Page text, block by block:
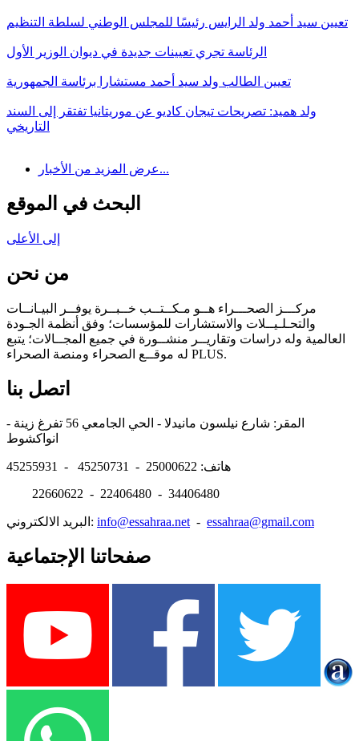
تعيين سيد أحمد ولد الرايس رئيسًا للمجلس الوطني لسلطة التنظيم
الرئاسة تجري تعيينات جديدة في ديوان الوزير الأول
تعيين الطالب ولد سيد أحمد مستشارا برئاسة الجمهورية
ولد هميد: تصريحات تيجان كاديو عن موريتانيا تفتقر إلى السند
التاريخي
عرض المزيد من الأخبار...
البحث في الموقع
إلى الأعلى
من نحن
مركـــز الصحـــراء هــو مـكــتــب خــبــرة يوفــر البيـانــات
والتحـلـيــلات والاستشارات للمؤسسات؛ وفق أنظمة الجـودة
العالمية وله دراسات وتقاريــر منشــورة في جميع المجــالات؛ يتبع
له موقــع الصحراء ومنصة الصحراء PLUS.
اتصل بنا
المقر: شارع نيلسون مانيدلا - الحي الجامعي 56 تفرغ زينة -
هاتف: 25000622 - 45250731 - 45255931
22660622 - 22406480 - 34406480
البريد الالكتروني: info@essahraa.net- essahraa@gmail.com
صفحاتنا الإجتماعية